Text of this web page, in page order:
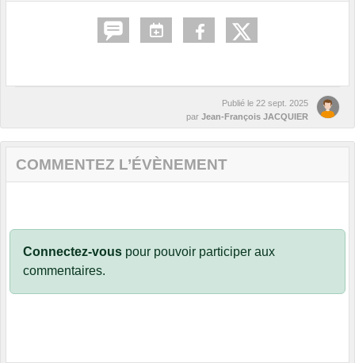
Publié le 22 sept. 2025
par Jean-François JACQUIER
COMMENTEZ L’ÉVÈNEMENT
Connectez-vous pour pouvoir participer aux
commentaires.